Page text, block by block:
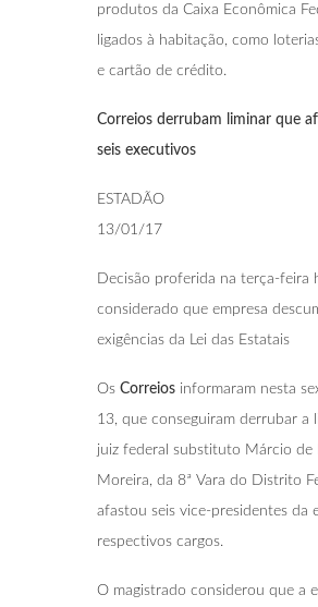
produtos da Caixa Econômica
ligados à habitação, como
e cartão de crédito.
Correios derrubam liminar que
seis executivos
ESTADÃO
13/01/17
Decisão proferida na terça-feira
considerado que empresa
exigências da Lei das Estatais
Os Correios informaram nesta
13, que conseguiram derrubar a
juiz federal substituto Márcio de
Moreira, da 8ª Vara do Distrito
afastou seis vice-presidentes da
respectivos cargos.
O magistrado considerou que a